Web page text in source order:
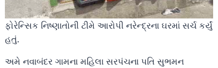
ફોરેન્સિક નિષ્ણાતોની ટીમે આરોપી નરેન્દ્રના ઘરમાં સર્ચ કર્યું
હતું.
અમે નવાબંદર ગામના મહિલા સરપંચના પતિ સુભમન